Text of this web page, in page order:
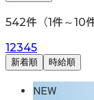
542件（1件～10
12345
新着順 時給順
NEW